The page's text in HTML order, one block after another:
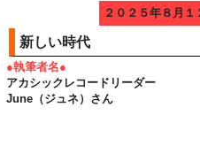
２０２５年８月
新しい時代
●執筆者名●
アカシックレコードリーダー
June（ジュネ）さん